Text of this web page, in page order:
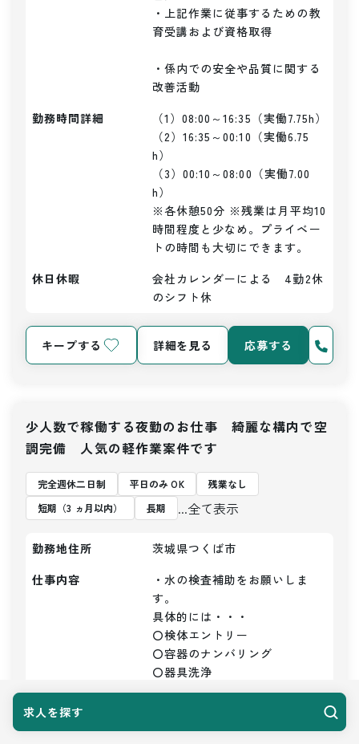
求人を探す
・上記作業に従事するための教
育受講および資格取得
・係内での安全や品質に関する
改善活動
勤務時間詳細
（1）08:00～16:35（実働7.75h）
（2）16:35～00:10（実働6.75
h）
（3）00:10～08:00（実働7.00
h）
※各休憩50分 ※残業は月平均10
時間程度と少なめ。プライベー
トの時間も大切にできます。
休日休暇
会社カレンダーによる　4勤2休
のシフト休
キープする 詳細を見る 応募する
少人数で稼働する夜勤のお仕事 綺麗な構内で空
調完備 人気の軽作業案件です
完全週休二日制 平日のみ OK
残業なし
短期（3 ヵ月以内）
長期 ...全て表示
勤務地住所
茨城県つくば市
仕事内容
・水の検査補助をお願いしま
す。
具体的には・・・
〇検体エントリー
〇容器のナンバリング
〇器具洗浄
〇かたずけ